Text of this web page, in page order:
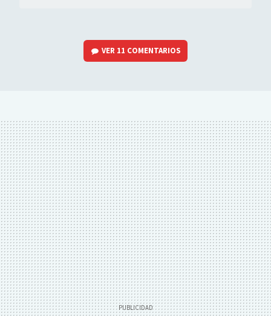
VER 11 COMENTARIOS